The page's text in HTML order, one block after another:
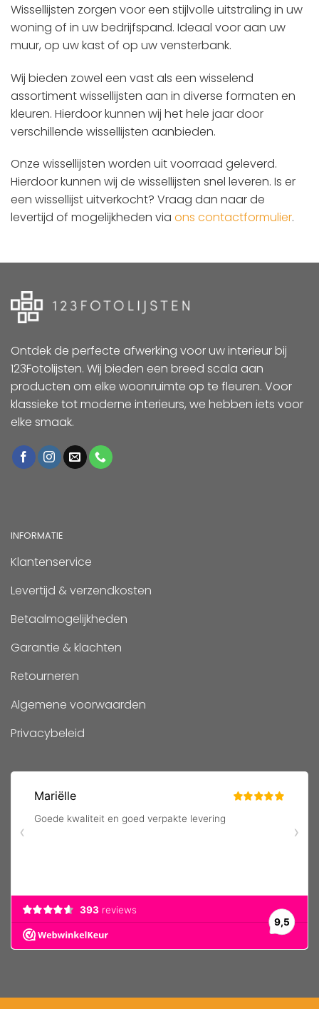
Wissellijsten zorgen voor een stijlvolle uitstraling in uw
woning of in uw bedrijfspand. Ideaal voor aan uw
muur, op uw kast of op uw vensterbank.
Wij bieden zowel een vast als een wisselend
assortiment wissellijsten aan in diverse formaten en
kleuren. Hierdoor kunnen wij het hele jaar door
verschillende wissellijsten aanbieden.
Onze wissellijsten worden uit voorraad geleverd.
Hierdoor kunnen wij de wissellijsten snel leveren. Is er
een wissellijst uitverkocht? Vraag dan naar de
levertijd of mogelijkheden via ons contactformulier.
Ontdek de perfecte afwerking voor uw interieur bij
123Fotolijsten. Wij bieden een breed scala aan
producten om elke woonruimte op te fleuren. Voor
klassieke tot moderne interieurs, we hebben iets voor
elke smaak.
INFORMATIE
Klantenservice
Levertijd & verzendkosten
Betaalmogelijkheden
Garantie & klachten
Retourneren
Algemene voorwaarden
Privacybeleid